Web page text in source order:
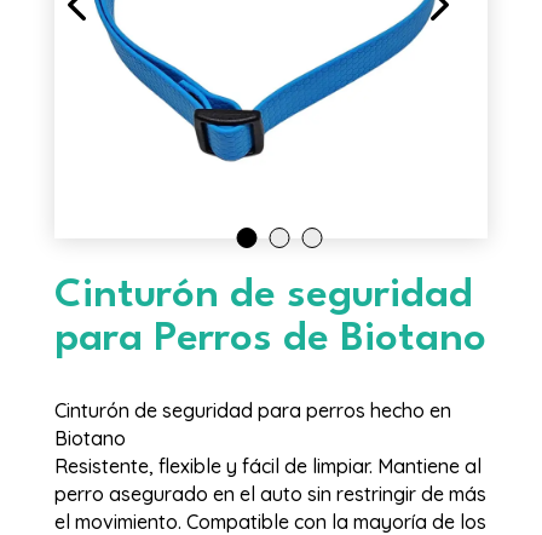
Cinturón de seguridad
para Perros de Biotano
Cinturón de seguridad para perros hecho en
Biotano
Resistente, flexible y fácil de limpiar. Mantiene al
perro asegurado en el auto sin restringir de más
el movimiento. Compatible con la mayoría de los